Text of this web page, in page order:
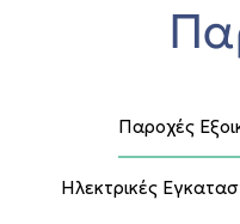
Παροχές
Ηλεκτρικές